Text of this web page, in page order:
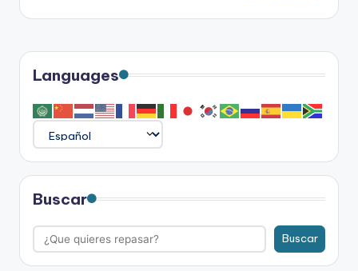
Languages
Buscar
Buscar